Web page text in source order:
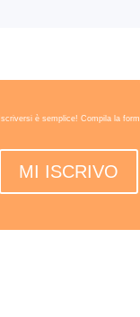
Iscriversi è semplice! Compila la form
MI ISCRIVO